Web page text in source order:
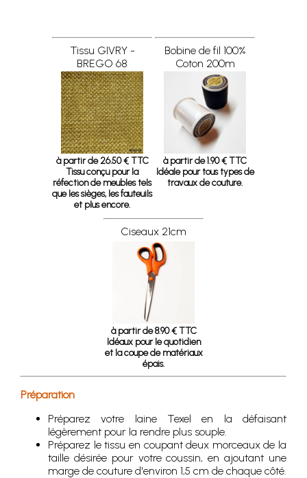
Tissu GIVRY -
BREGO 68
à partir de 26.50 € TTC
Tissu conçu pour la
réfection de meubles tels
que les sièges, les fauteuils
et plus encore.
Bobine de fil 100%
Coton 200m
à partir de 1.90 € TTC
Idéale pour tous types de
travaux de couture.
Ciseaux 21cm
à partir de 8.90 € TTC
Idéaux pour le quotidien
et la coupe de matériaux
épais.
Préparation
Préparez votre laine Texel en la défaisant
légèrement pour la rendre plus souple.
Préparez le tissu en coupant deux morceaux de la
taille désirée pour votre coussin, en ajoutant une
marge de couture d'environ 1,5 cm de chaque côté.